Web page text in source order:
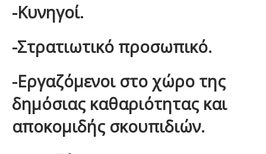
-Κυνηγοί.
-Στρατιωτικό προσωπικό.
-Εργαζόμενοι στο χώρο της
δημόσιας καθαριότητας και
αποκομιδής σκουπιδιών.